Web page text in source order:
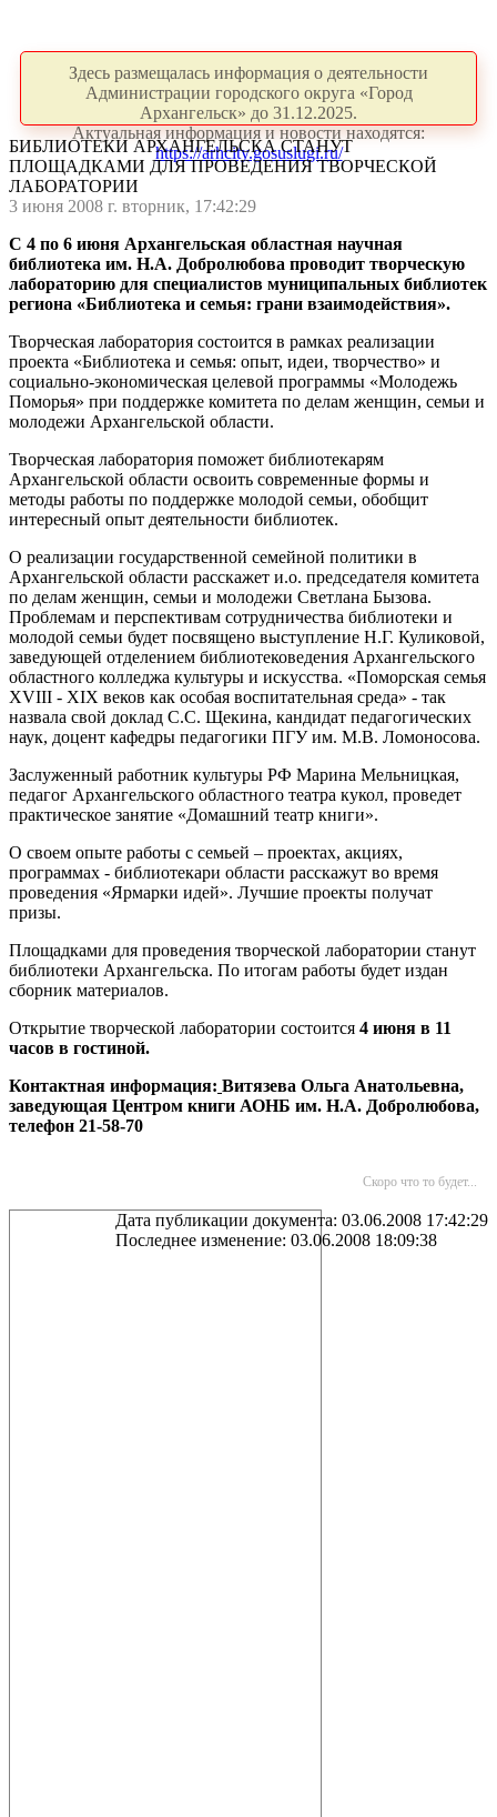
Здесь размещалась информация о деятельности
Администрации городского округа «Город
Архангельск» до 31.12.2025.
Актуальная информация и новости находятся:
https://arhcity.gosuslugi.ru/
БИБЛИОТЕКИ АРХАНГЕЛЬСКА СТАНУТ
ПЛОЩАДКАМИ ДЛЯ ПРОВЕДЕНИЯ ТВОРЧЕСКОЙ
ЛАБОРАТОРИИ
3 июня 2008 г. вторник, 17:42:29
С 4 по 6 июня Архангельская областная научная
библиотека им. Н.А. Добролюбова проводит творческую
лабораторию для специалистов муниципальных библиотек
региона «Библиотека и семья: грани взаимодействия».
Творческая лаборатория состоится в рамках реализации
проекта «Библиотека и семья: опыт, идеи, творчество» и
социально-экономическая целевой программы «Молодежь
Поморья» при поддержке комитета по делам женщин, семьи и
молодежи Архангельской области.
Творческая лаборатория поможет библиотекарям
Архангельской области освоить современные формы и
методы работы по поддержке молодой семьи, обобщит
интересный опыт деятельности библиотек.
О реализации государственной семейной политики в
Архангельской области расскажет и.о. председателя комитета
по делам женщин, семьи и молодежи Светлана Бызова.
Проблемам и перспективам сотрудничества библиотеки и
молодой семьи будет посвящено выступление Н.Г. Куликовой,
заведующей отделением библиотековедения Архангельского
областного колледжа культуры и искусства. «Поморская семья
XVIII - XIX веков как особая воспитательная среда» - так
назвала свой доклад С.С. Щекина, кандидат педагогических
наук, доцент кафедры педагогики ПГУ им. М.В. Ломоносова.
Заслуженный работник культуры РФ Марина Мельницкая,
педагог Архангельского областного театра кукол, проведет
практическое занятие «Домашний театр книги».
О своем опыте работы с семьей – проектах, акциях,
программах - библиотекари области расскажут во время
проведения «Ярмарки идей». Лучшие проекты получат
призы.
Площадками для проведения творческой лаборатории станут
библиотеки Архангельска. По итогам работы будет издан
сборник материалов.
Открытие творческой лаборатории состоится 4 июня в 11
часов в гостиной.
Контактная информация: Витязева Ольга Анатольевна,
заведующая Центром книги АОНБ им. Н.А. Добролюбова,
телефон 21-58-70
Скоро что то будет...
Дата публикации документа: 03.06.2008 17:42:29
Последнее изменение: 03.06.2008 18:09:38